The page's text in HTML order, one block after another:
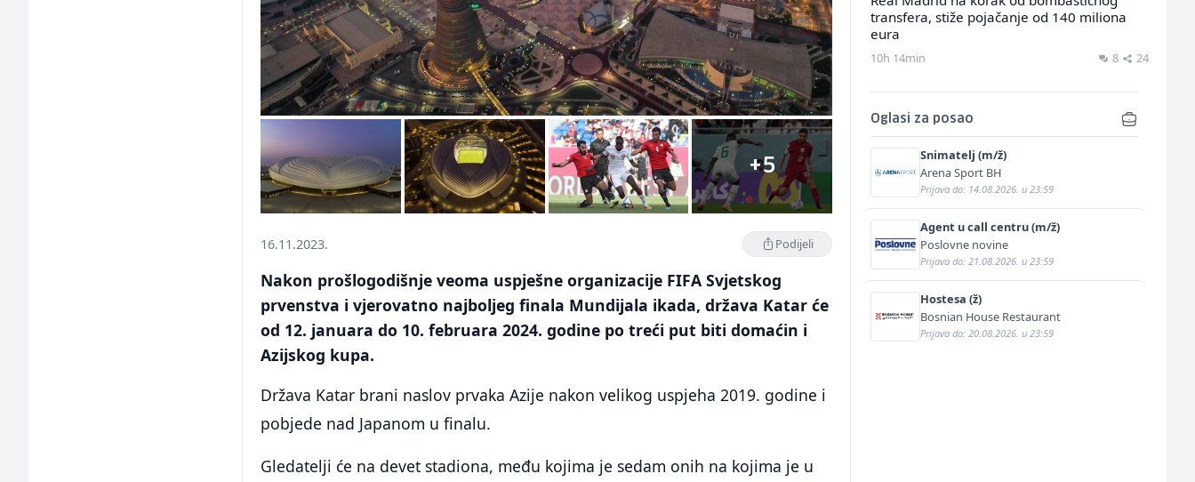
+5
16.11.2023. Podijeli
Nakon prošlogodišnje veoma uspješne organizacije FIFA Svjetskog
prvenstva i vjerovatno najboljeg finala Mundijala ikada, država Katar će
od 12. januara do 10. februara 2024. godine po treći put biti domaćin i
Azijskog kupa.
Država Katar brani naslov prvaka Azije nakon velikog uspjeha 2019. godine i
pobjede nad Japanom u finalu.
Gledatelji će na devet stadiona, među kojima je sedam onih na kojima je u
transfera, stiže pojačanje od 140 miliona
eura
10h 14min 8 24
Oglasi za posao
Snimatelj (m/ž)
Arena Sport BH
Prijava do: 14.08.2026. u 23:59
Agent u call centru (m/ž)
Poslovne novine
Prijava do: 21.08.2026. u 23:59
Hostesa (ž)
Bosnian House Restaurant
Prijava do: 20.08.2026. u 23:59